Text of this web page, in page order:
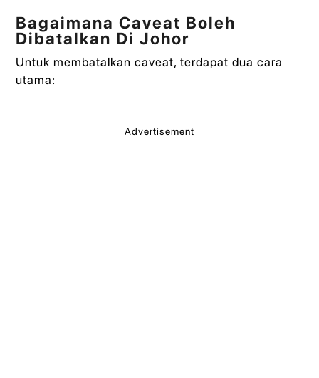
Bagaimana Caveat Boleh
Dibatalkan Di Johor
Untuk membatalkan caveat, terdapat dua cara
utama:
Advertisement